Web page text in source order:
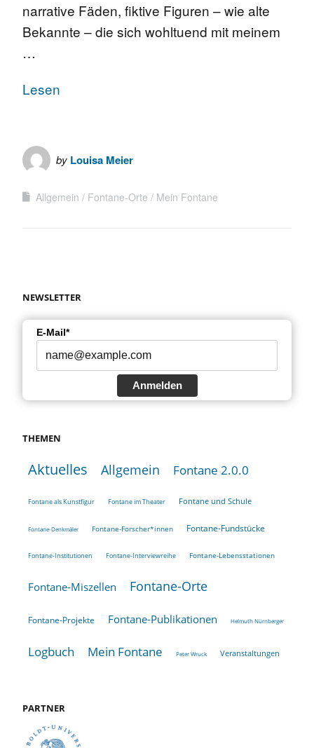
narrative Fäden, fiktive Figuren – wie alte
Bekannte – die sich wohltuend mit meinem
…
Lesen
by Louisa Meier
Allgemein Fontane-Orte Mein Fontane
NEWSLETTER
E-Mail*
Anmelden
THEMEN
Aktuelles Allgemein Fontane 2.0.0
Fontane als Kunstfigur Fontane im Theater Fontane und Schule
Fontane-Denkmäler Fontane-Forscher*innen Fontane-Fundstücke
Fontane-Institutionen Fontane-Interviewreihe Fontane-Lebensstationen
Fontane-Miszellen Fontane-Orte
Fontane-Projekte Fontane-Publikationen Helmuth Nürnberger
Logbuch Mein Fontane Peter Wruck Veranstaltungen
PARTNER